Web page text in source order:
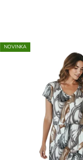
NOVINKA